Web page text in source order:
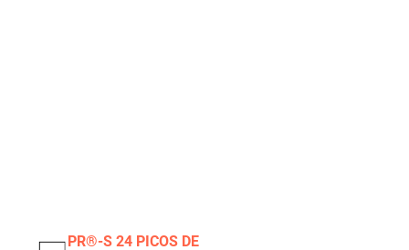
PR®-S 24 PICOS DE